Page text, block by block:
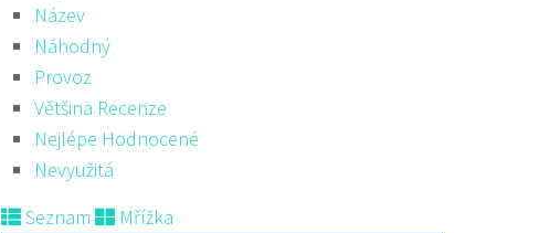
Název
Náhodný
Provoz
Většina Recenze
Nejlépe Hodnocené
Nevyužitá
Seznam
Mřížka